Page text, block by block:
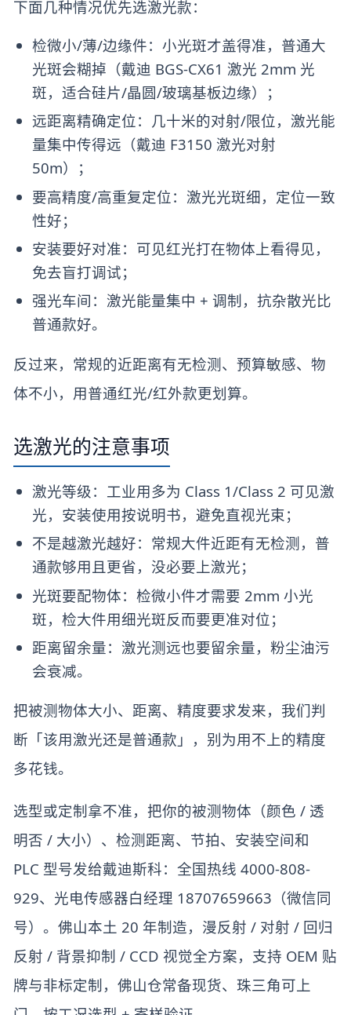
下面几种情况优先选激光款：
检微小/薄/边缘件：小光斑才盖得准，普通大
光斑会糊掉（戴迪 BGS-CX61 激光 2mm 光
斑，适合硅片/晶圆/玻璃基板边缘）；
远距离精确定位：几十米的对射/限位，激光能
量集中传得远（戴迪 F3150 激光对射
50m）；
要高精度/高重复定位：激光光斑细，定位一致
性好；
安装要好对准：可见红光打在物体上看得见，
免去盲打调试；
强光车间：激光能量集中 + 调制，抗杂散光比
普通款好。
反过来，常规的近距离有无检测、预算敏感、物
体不小，用普通红光/红外款更划算。
选激光的注意事项
激光等级：工业用多为 Class 1/Class 2 可见激
光，安装使用按说明书，避免直视光束；
不是越激光越好：常规大件近距有无检测，普
通款够用且更省，没必要上激光；
光斑要配物体：检微小件才需要 2mm 小光
斑，检大件用细光斑反而要更准对位；
距离留余量：激光测远也要留余量，粉尘油污
会衰减。
把被测物体大小、距离、精度要求发来，我们判
断「该用激光还是普通款」，别为用不上的精度
多花钱。
选型或定制拿不准，把你的被测物体（颜色 / 透
明否 / 大小）、检测距离、节拍、安装空间和
PLC 型号发给戴迪斯科：全国热线 4000-808-
929、光电传感器白经理 18707659663（微信同
号）。佛山本土 20 年制造，漫反射 / 对射 / 回归
反射 / 背景抑制 / CCD 视觉全方案，支持 OEM 贴
牌与非标定制，佛山仓常备现货、珠三角可上